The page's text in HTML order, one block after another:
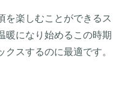
を楽しむことができるス
暖になり始めるこの時期
スするのに最適です。